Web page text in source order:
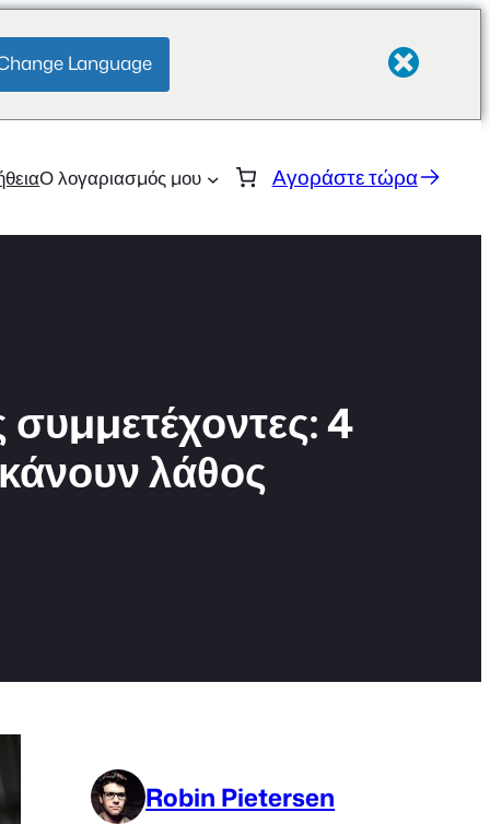
Language
Ο λογαριασμός μου Αγοράστε τώρα
συμμετέχοντες: 4
λάθος
Robin Pietersen